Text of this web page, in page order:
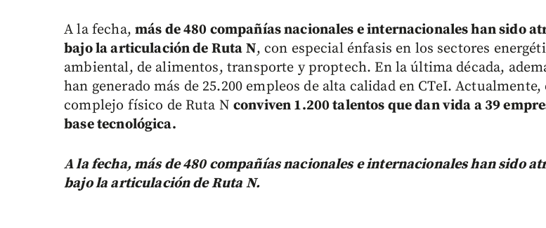
A la fecha, más de 480 compañías nacionales e internacionales han sido
bajo la articulación de Ruta N, con especial énfasis en los sectores
ambiental, de alimentos, transporte y proptech. En la última década,
han generado más de 25.200 empleos de alta calidad en CTeI. Actualmente,
complejo físico de Ruta Nconviven 1.200 talentos que dan vida a 39
base tecnológica.
A la fecha, más de 480 compañías nacionales e internacionales han sido
bajo la articulación de Ruta N.